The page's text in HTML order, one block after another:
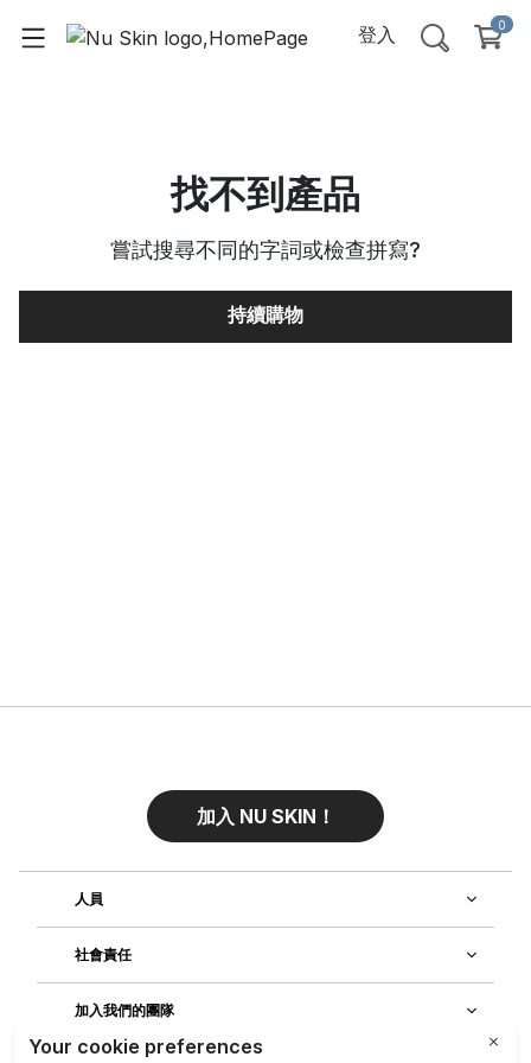
登入 0
找不到產品
嘗試搜尋不同的字詞或檢查拼寫?
持續購物
加入 NU SKIN！
人員
社會責任
加入我們的團隊